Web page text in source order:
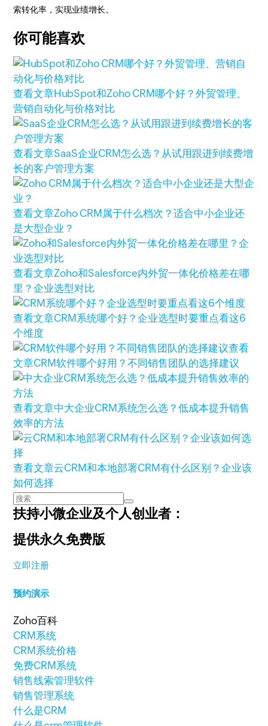
索转化率，实现业绩增长。
你可能喜欢
查看文章HubSpot和Zoho CRM哪个好？外贸管理、
营销自动化与价格对比
查看文章SaaS企业CRM怎么选？从试用跟进到续费增
长的客户管理方案
查看文章Zoho CRM属于什么档次？适合中小企业还
是大型企业？
查看文章Zoho和Salesforce内外贸一体化价格差在哪
里？企业选型对比
查看文章CRM系统哪个好？企业选型时要重点看这6
个维度
查看
文章CRM软件哪个好用？不同销售团队的选择建议
查看文章中大企业CRM系统怎么选？低成本提升销售
效率的方法
查看文章云CRM和本地部署CRM有什么区别？企业该
如何选择
扶持小微企业及个人创业者：
提供永久免费版
立即注册
预约演示
Zoho百科
CRM系统
CRM系统价格
免费CRM系统
销售线索管理软件
销售管理系统
什么是CRM